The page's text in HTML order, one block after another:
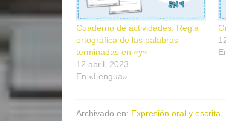
Cuaderno de actividades: Regla
ortográfica de las palabras
terminadas en «y»
12 abril, 2023
En «Lengua»
Archivado en: Expresión oral y escrita